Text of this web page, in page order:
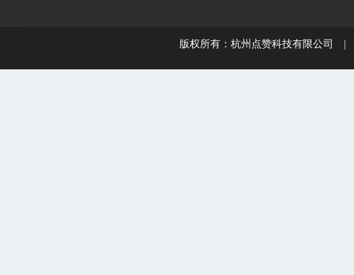
版权所有：杭州点赞科技有限公司